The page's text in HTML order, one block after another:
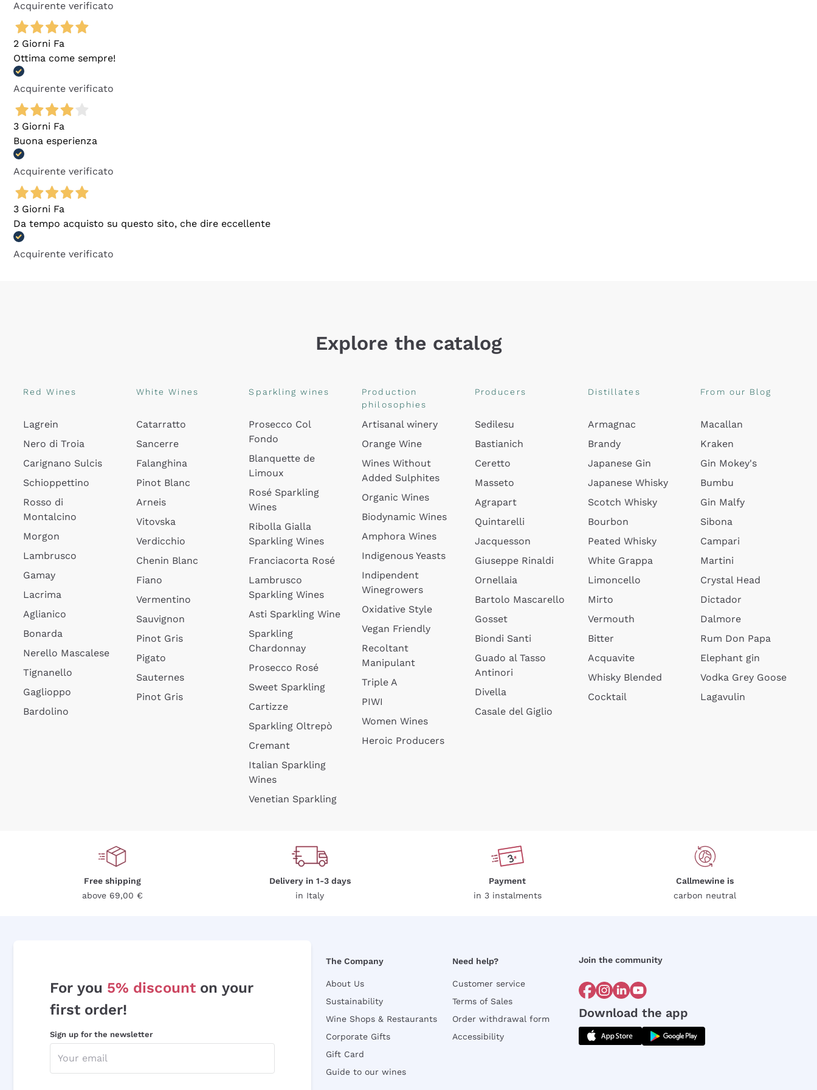
Acquirente verificato
2 Giorni Fa
Ottima come sempre!
Acquirente verificato
3 Giorni Fa
Buona esperienza
Acquirente verificato
3 Giorni Fa
Da tempo acquisto su questo sito, che dire eccellente
Acquirente verificato
Explore the catalog
Red Wines
Lagrein
Nero di Troia
Carignano Sulcis
Schioppettino
Rosso di
Montalcino
Morgon
Lambrusco
Gamay
Lacrima
Aglianico
Bonarda
Nerello Mascalese
Tignanello
Gaglioppo
Bardolino
White Wines
Catarratto
Sancerre
Falanghina
Pinot Blanc
Arneis
Vitovska
Verdicchio
Chenin Blanc
Fiano
Vermentino
Sauvignon
Pinot Gris
Pigato
Sauternes
Pinot Gris
Sparkling wines
Prosecco Col
Fondo
Blanquette de
Limoux
Rosé Sparkling
Wines
Ribolla Gialla
Sparkling Wines
Franciacorta Rosé
Lambrusco
Sparkling Wines
Asti Sparkling Wine
Sparkling
Chardonnay
Prosecco Rosé
Sweet Sparkling
Cartizze
Sparkling Oltrepò
Cremant
Italian Sparkling
Wines
Venetian Sparkling
Production
philosophies
Artisanal winery
Orange Wine
Wines Without
Added Sulphites
Organic Wines
Biodynamic Wines
Amphora Wines
Indigenous Yeasts
Indipendent
Winegrowers
Oxidative Style
Vegan Friendly
Recoltant
Manipulant
Triple A
PIWI
Women Wines
Heroic Producers
Producers
Sedilesu
Bastianich
Ceretto
Masseto
Agrapart
Quintarelli
Jacquesson
Giuseppe Rinaldi
Ornellaia
Bartolo Mascarello
Gosset
Biondi Santi
Guado al Tasso
Antinori
Divella
Casale del Giglio
Distillates
Armagnac
Brandy
Japanese Gin
Japanese Whisky
Scotch Whisky
Bourbon
Peated Whisky
White Grappa
Limoncello
Mirto
Vermouth
Bitter
Acquavite
Whisky Blended
Cocktail
From our Blog
Macallan
Kraken
Gin Mokey's
Bumbu
Gin Malfy
Sibona
Campari
Martini
Crystal Head
Dictador
Dalmore
Rum Don Papa
Elephant gin
Vodka Grey Goose
Lagavulin
Free shipping
above 69,00 €
Delivery in 1-3 days
in Italy
Payment
in 3 instalments
Callmewine is
carbon neutral
For you 5% discount on your
first order!
Sign up for the newsletter
The Company
About Us
Sustainability
Wine Shops & Restaurants
Corporate Gifts
Gift Card
Guide to our wines
Need help?
Customer service
Terms of Sales
Order withdrawal form
Accessibility
Join the community
Download the app